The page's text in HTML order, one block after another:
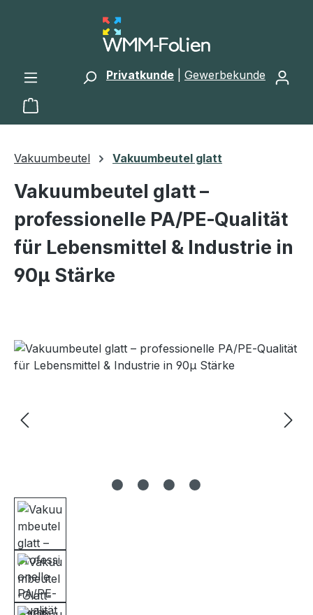
Zum Hauptinhalt springen
Privatkunde Gewerbekunde
Warenkorb enthält 0 Positionen. Der
Vakuumbeutel Vakuumbeutel glatt
Vakuumbeutel glatt –
professionelle PA/PE‑Qualität
für Lebensmittel & Industrie in
90µ Stärke
Bildergalerie überspringen